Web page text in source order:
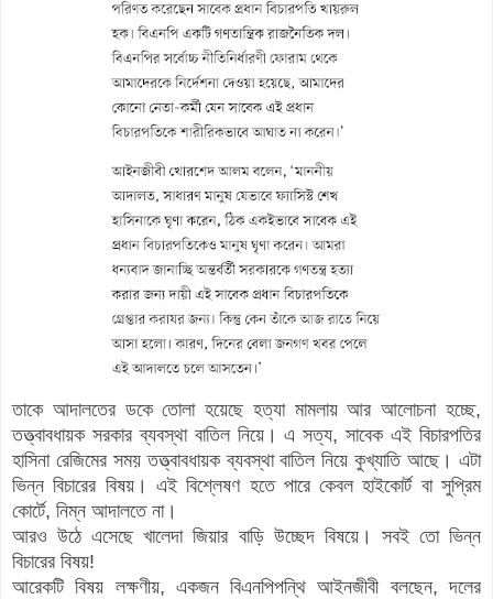
তাকে আদালতের ডকে তোলা হয়েছে হত্যা মামলায় আর আলোচনা হচ্ছে,
তত্ত্বাবধায়ক সরকার ব্যবস্থা বাতিল নিয়ে। এ সত্য, সাবেক এই বিচারপতির
হাসিনা রেজিমের সময় তত্ত্বাবধায়ক ব্যবস্থা বাতিল নিয়ে কুখ্যাতি আছে। এটা
ভিন্ন বিচারের বিষয়। এই বিশ্লেষণ হতে পারে কেবল হাইকোর্ট বা সুপ্রিম
কোর্টে, নিম্ন আদালতে না।
আরও উঠে এসেছে খালেদা জিয়ার বাড়ি উচ্ছেদ বিষয়ে। সবই তো ভিন্ন
বিচারের বিষয়!
আরেকটি বিষয় লক্ষণীয়, একজন বিএনপিপন্থি আইনজীবী বলছেন, দলের